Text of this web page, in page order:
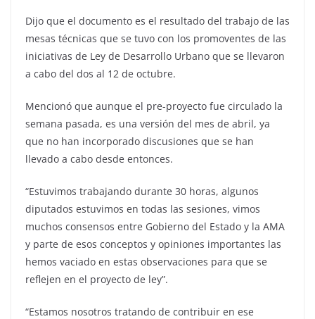
Dijo que el documento es el resultado del trabajo de las
mesas técnicas que se tuvo con los promoventes de las
iniciativas de Ley de Desarrollo Urbano que se llevaron
a cabo del dos al 12 de octubre.
Mencionó que aunque el pre-proyecto fue circulado la
semana pasada, es una versión del mes de abril, ya
que no han incorporado discusiones que se han
llevado a cabo desde entonces.
“Estuvimos trabajando durante 30 horas, algunos
diputados estuvimos en todas las sesiones, vimos
muchos consensos entre Gobierno del Estado y la AMA
y parte de esos conceptos y opiniones importantes las
hemos vaciado en estas observaciones para que se
reflejen en el proyecto de ley”.
“Estamos nosotros tratando de contribuir en ese